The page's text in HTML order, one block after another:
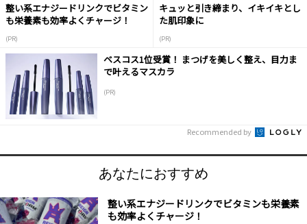
整い系エナジードリンクでビタミン
も栄養素も効率よくチャージ！
(PR)
キュッと引き締まり、イキイキとし
た肌印象に
(PR)
ベスコス1位受賞！ まつげを美しく整え、目力ま
で叶えるマスカラ
(PR)
Recommended by
あなたにおすすめ
整い系エナジードリンクでビタミンも栄養素
も効率よくチャージ！